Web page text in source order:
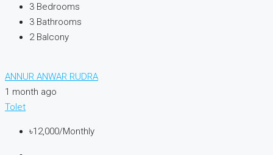
3 Bedrooms
3 Bathrooms
2 Balcony
ANNUR ANWAR RUDRA
1 month ago
Tolet
৳12,000/Monthly